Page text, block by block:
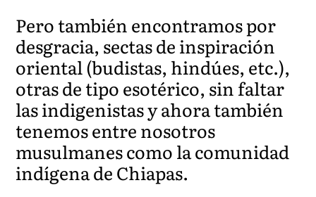
Pero también encontramos por
desgracia, sectas de inspiración
oriental (budistas, hindúes, etc.),
otras de tipo esotérico, sin faltar
las indigenistas y ahora también
tenemos entre nosotros
musulmanes como la comunidad
indígena de Chiapas.